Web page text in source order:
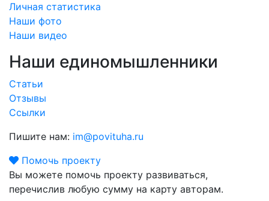
Личная статистика
Наши фото
Наши видео
Наши единомышленники
Статьи
Отзывы
Ссылки
Пишите нам: im@povituha.ru
Помочь проекту
Вы можете помочь проекту развиваться,
перечислив любую сумму на карту авторам.